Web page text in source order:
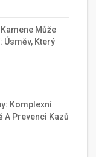
Může
Úsměv, Který
Komplexní
A Prevenci Kazů